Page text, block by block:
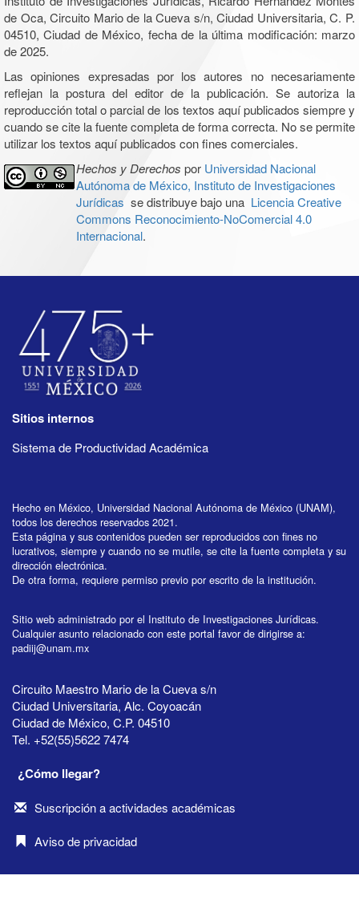
de Oca, Circuito Mario de la Cueva s/n, Ciudad Universitaria, C. P.
04510, Ciudad de México, fecha de la última modificación: marzo
de 2025.
Las opiniones expresadas por los autores no necesariamente
reflejan la postura del editor de la publicación. Se autoriza la
reproducción total o parcial de los textos aquí publicados siempre y
cuando se cite la fuente completa de forma correcta. No se permite
utilizar los textos aquí publicados con fines comerciales.
Hechos y Derechos por Universidad Nacional
Autónoma de México, Instituto de Investigaciones
Jurídicas se distribuye bajo una Licencia Creative
Commons Reconocimiento-NoComercial 4.0
Internacional.
Sitios internos
Sistema de Productividad Académica
Hecho en México, Universidad Nacional Autónoma de México (UNAM),
todos los derechos reservados 2021.
Esta página y sus contenidos pueden ser reproducidos con fines no
lucrativos, siempre y cuando no se mutile, se cite la fuente completa y su
dirección electrónica.
De otra forma, requiere permiso previo por escrito de la institución.
Sitio web administrado por el Instituto de Investigaciones Jurídicas.
Cualquier asunto relacionado con este portal favor de dirigirse a:
padiij@unam.mx
Circuito Maestro Mario de la Cueva s/n
Ciudad Universitaria, Alc. Coyoacán
Ciudad de México, C.P. 04510
Tel. +52(55)5622 7474
¿Cómo llegar?
Suscripción a actividades académicas
Aviso de privacidad